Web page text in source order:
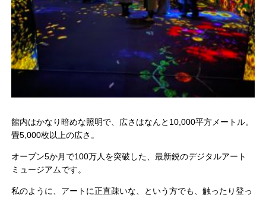
館内はかなり暗めな照明で、広さはなんと10,000平方メートル。
畳5,000枚以上の広さ。
オープン5か月で100万人を突破した、最新鋭のデジタルアート
ミュージアムです。
私のように、アートに正直疎いな、という方でも、触ったり登っ